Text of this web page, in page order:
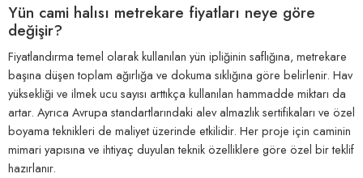
Yün cami halısı metrekare fiyatları neye göre
değişir?
Fiyatlandırma temel olarak kullanılan yün ipliğinin saflığına, metrekare
başına düşen toplam ağırlığa ve dokuma sıklığına göre belirlenir. Hav
yüksekliği ve ilmek ucu sayısı arttıkça kullanılan hammadde miktarı da
artar. Ayrıca Avrupa standartlarındaki alev almazlık sertifikaları ve özel
boyama teknikleri de maliyet üzerinde etkilidir. Her proje için caminin
mimari yapısına ve ihtiyaç duyulan teknik özelliklere göre özel bir teklif
hazırlanır.